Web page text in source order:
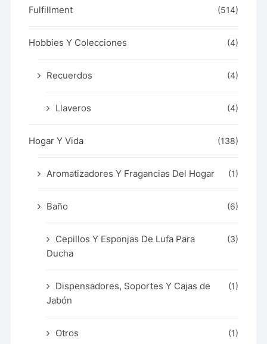
Fulfillment (514)
Hobbies Y Colecciones (4)
Recuerdos (4)
Llaveros (4)
Hogar Y Vida (138)
Aromatizadores Y Fragancias Del Hogar (1)
Baño (6)
Cepillos Y Esponjas De Lufa Para
Ducha
(3)
Dispensadores, Soportes Y Cajas de
Jabón
(1)
Otros (1)